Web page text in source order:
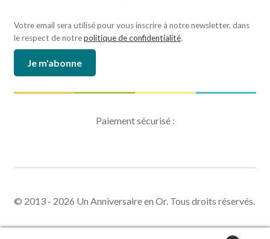
Votre email sera utilisé pour vous inscrire à notre newsletter, dans
le respect de notrepolitique de confidentialité.
Paiement sécurisé :
© 2013 - 2026 Un Anniversaire en Or. Tous droits réservés.